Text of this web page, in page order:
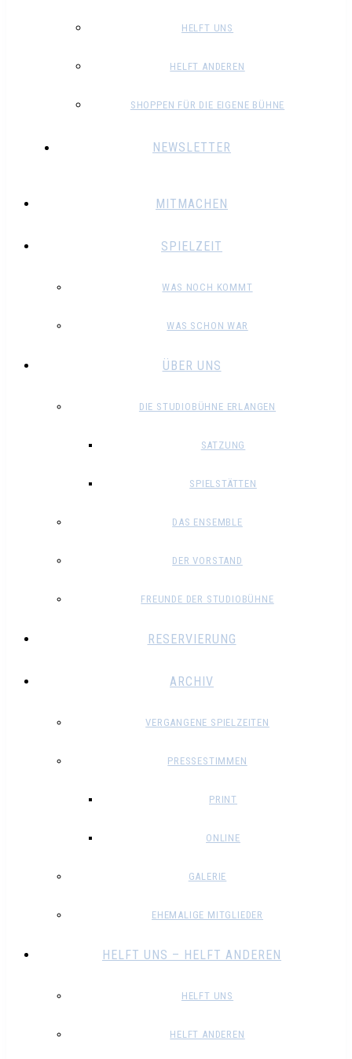
HELFT UNS
HELFT ANDEREN
SHOPPEN FÜR DIE EIGENE BÜHNE
NEWSLETTER
MITMACHEN
SPIELZEIT
WAS NOCH KOMMT
WAS SCHON WAR
ÜBER UNS
DIE STUDIOBÜHNE ERLANGEN
SATZUNG
SPIELSTÄTTEN
DAS ENSEMBLE
DER VORSTAND
FREUNDE DER STUDIOBÜHNE
RESERVIERUNG
ARCHIV
VERGANGENE SPIELZEITEN
PRESSESTIMMEN
PRINT
ONLINE
GALERIE
EHEMALIGE MITGLIEDER
HELFT UNS – HELFT ANDEREN
HELFT UNS
HELFT ANDEREN